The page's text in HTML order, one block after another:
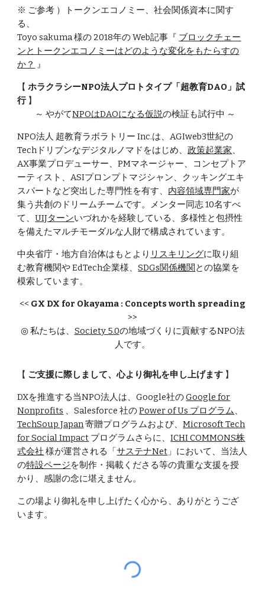
※ ご参考 ）トークンエコノミー、社会関係資本に関す
る、
Toyo sakuma 様の 2018年の Web記事『 ブロックチェー
ンとトークンエコノミーはどのような変化をもたらすの
か？ 』
【ホラクラシーNPO法人プロトタイプ「超教育DAO」試
行】
～ やがてNPOはDAOになる仮説の検証も試行中 ～
NPO法人 超教育ラボラトリー Inc.は、AGIweb3世紀の
Techドリブンなデジタルノマドをはじめ、政策起業家、
AX事業プロデューサー、PMマネージャー、コンセプトア
ーティスト、ASIプロンプトマジシャン、クッキングエキ
スパートなど突出した専門性を有す、 内容領域専門家が
集う共創のドリームチームです。メンター同志 10名すべ
て、UIJターンいづれかを経験している、多様性と包摂性
を備えたマルチモーダルな人財で構成されています。
中央省庁・地方自治体はもとより リスキリングに取り組
む教育機関や EdTech企業様、SDGs関係機関との協業を
模索しています。
<< GX DX for Okayama : Concepts worth spreading
>>
◎ 私たちは、 Society 5.0の地域づくりに貢献するNPO法
人です。
【 ご支援に際しまして、心より御礼を申し上げます 】
DXを推進する当NPO法人は、Google社のGoogle for
Nonprofits 、Salesforce 社のPower of Us プログラム、
TechSoup Japan寄贈プログラムおよび、Microsoft Tech
for Social Impact プログラムさらに、ICHI COMMONS株
式会社 様が運営される「サステナNet 」 において、 当法人
の特設ページを制作・掲載くださる等の貴重な支援を授
かり、感謝の念に堪えません。
この場より御礼を申し上げたく心から、ありがとうござ
います。